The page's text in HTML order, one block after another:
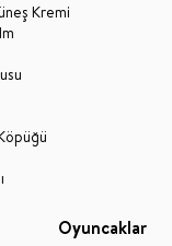
Kremi
Oyuncaklar